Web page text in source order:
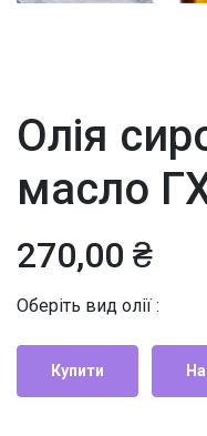
Олія
масло
270,00 ₴
Оберіть вид олії :
Купити